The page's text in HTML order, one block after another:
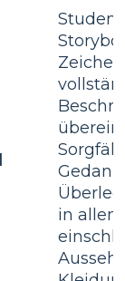
in allen